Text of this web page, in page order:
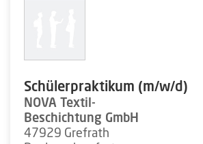
Schülerpraktikum (m/w/d)
NOVA Textil-
Beschichtung GmbH
47929 Grefrath